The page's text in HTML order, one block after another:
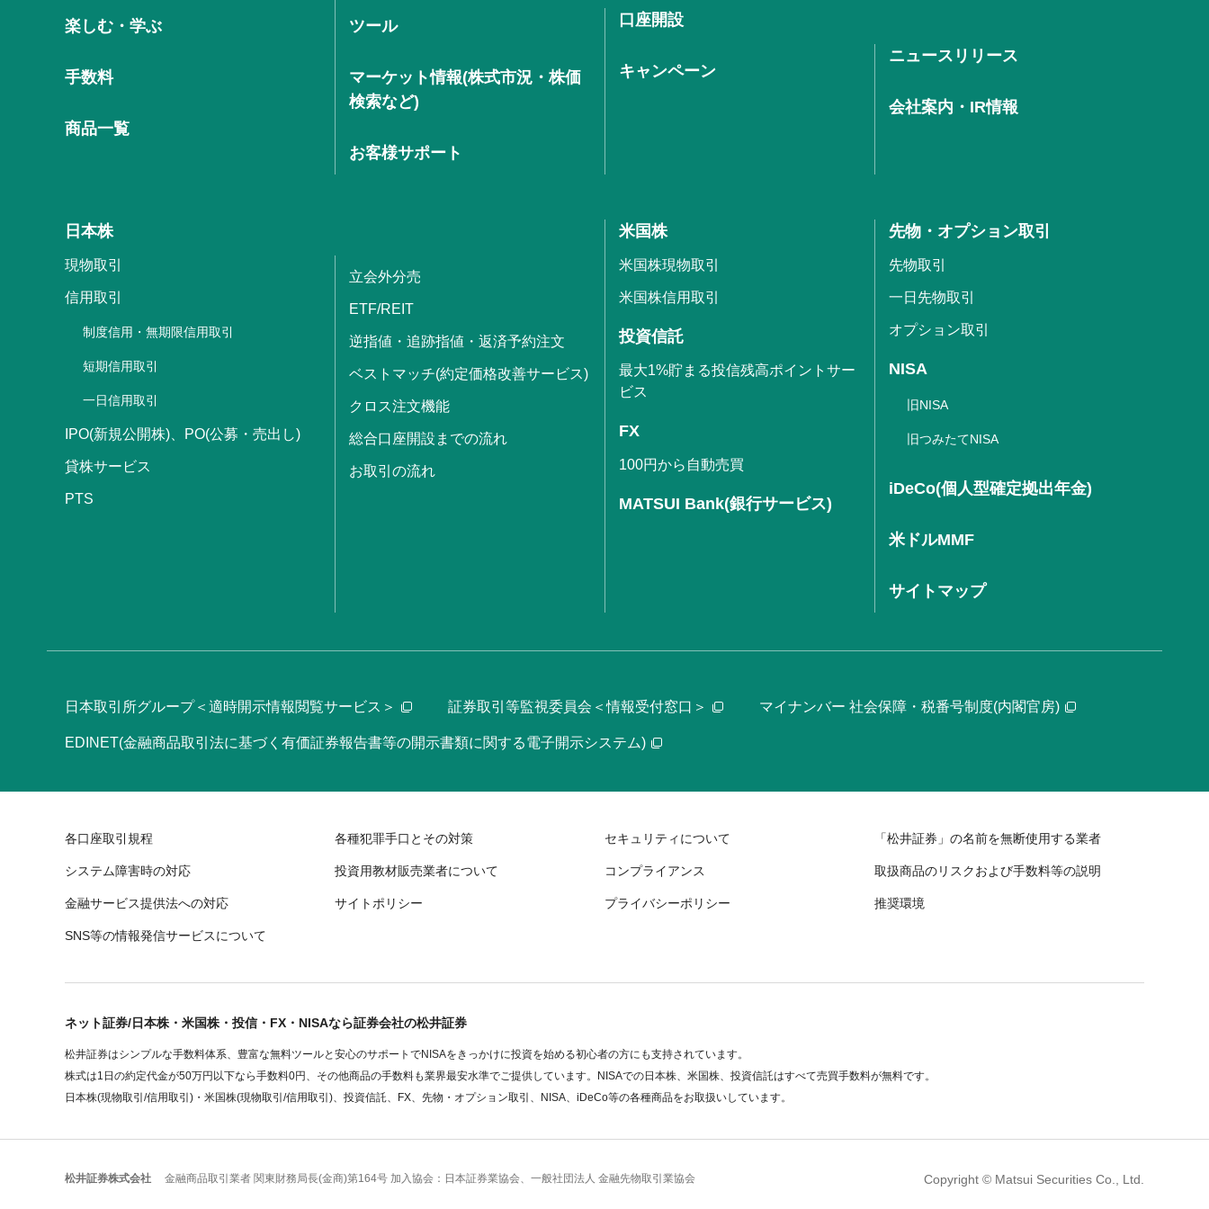
楽しむ・学ぶ
手数料
商品一覧
ツール
マーケット情報(株式市況・株価
検索など)
お客様サポート
口座開設
キャンペーン
ニュースリリース
会社案内・IR情報
日本株
現物取引
信用取引
制度信用・無期限信用取引
短期信用取引
一日信用取引
IPO(新規公開株)、PO(公募・売出し)
貸株サービス
PTS
立会外分売
ETF/REIT
逆指値・追跡指値・返済予約注文
ベストマッチ(約定価格改善サービス)
クロス注文機能
総合口座開設までの流れ
お取引の流れ
米国株
米国株現物取引
米国株信用取引
投資信託
最大1%貯まる投信残高ポイントサー
ビス
FX
100円から自動売買
MATSUI Bank(銀行サービス)
先物・オプション取引
先物取引
一日先物取引
オプション取引
NISA
旧NISA
旧つみたてNISA
iDeCo(個人型確定拠出年金)
米ドルMMF
サイトマップ
日本取引所グループ＜適時開示情報閲覧サービス＞ 証券取引等監視委員会＜情報受付窓口＞ マイナンバー 社会保障・税番号制度(内閣官房)
EDINET(金融商品取引法に基づく有価証券報告書等の開示書類に関する電子開示システム)
各口座取引規程 各種犯罪手口とその対策 セキュリティについて 「松井証券」の名前を無断使用する業者
システム障害時の対応 投資用教材販売業者について コンプライアンス 取扱商品のリスクおよび手数料等の説明
金融サービス提供法への対応 サイトポリシー プライバシーポリシー 推奨環境
SNS等の情報発信サービスについて
ネット証券/日本株・米国株・投信・FX・NISAなら証券会社の松井証券
松井証券はシンプルな手数料体系、豊富な無料ツールと安心のサポートでNISAをきっかけに投資を始める初心者の方にも支持されています。
株式は1日の約定代金が50万円以下なら手数料0円、その他商品の手数料も業界最安水準でご提供しています。NISAでの日本株、米国株、投資信託はすべて売買手数料が無料です。
日本株(現物取引/信用取引)・米国株(現物取引/信用取引)、投資信託、FX、先物・オプション取引、NISA、iDeCo等の各種商品をお取扱いしています。
松井証券株式会社 金融商品取引業者 関東財務局長(金商)第164号 加入協会：日本証券業協会、一般社団法人 金融先物取引業協会 Copyright © Matsui Securities Co., Ltd.